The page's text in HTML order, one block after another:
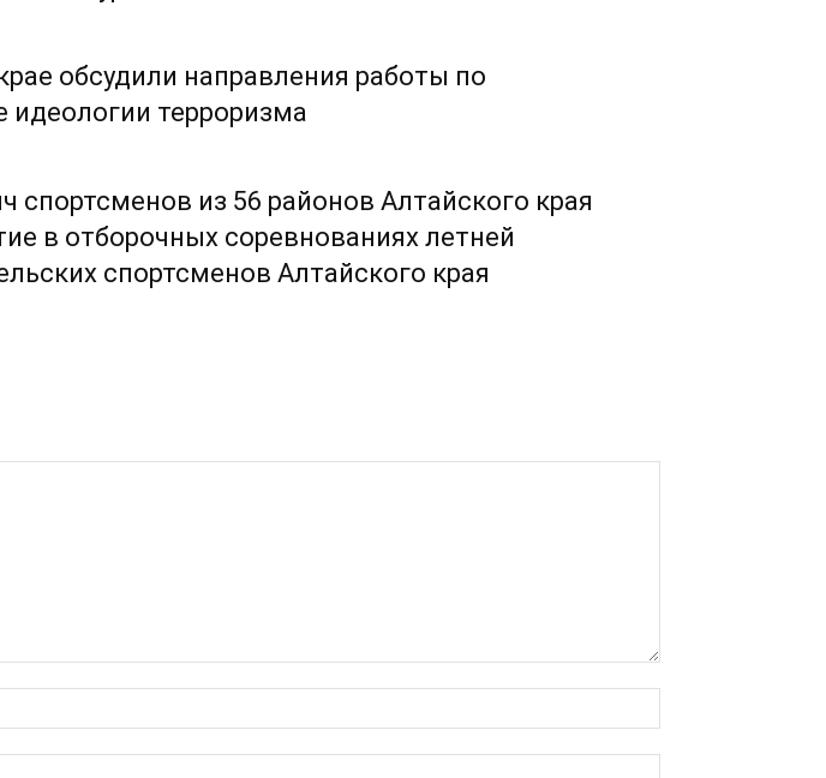
обсудили направления работы по
идеологии терроризма
спортсменов из 56 районов Алтайского края
в отборочных соревнованиях летней
спортсменов Алтайского края